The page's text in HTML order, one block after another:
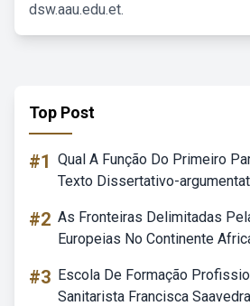
dsw.aau.edu.et.
Top Post
#1 Qual A Função Do Primeiro
Texto Dissertativo-
#2 As Fronteiras Delimitadas
Europeias No Continente
#3 Escola De Formação
Sanitarista Francisca Saavedra